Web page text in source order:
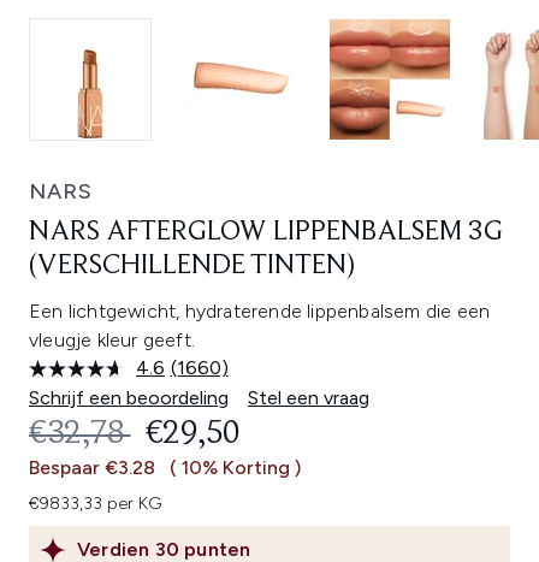
NARS
NARS AFTERGLOW LIPPENBALSEM 3G
(VERSCHILLENDE TINTEN)
Een lichtgewicht, hydraterende lippenbalsem die een
vleugje kleur geeft.
4.6 Lees
1660
beoordelingen.
Dezelfde
paginalink.
(1660)
Schrijf een beoordeling
Stel een vraag
Verdien 30 punten
RECOMMENDED RETAIL PRICE:
€32,78 HUIDIGE PRIJS:
€29,50
Bespaar €3.28 ( 10% Korting )
€9833,33 per KG